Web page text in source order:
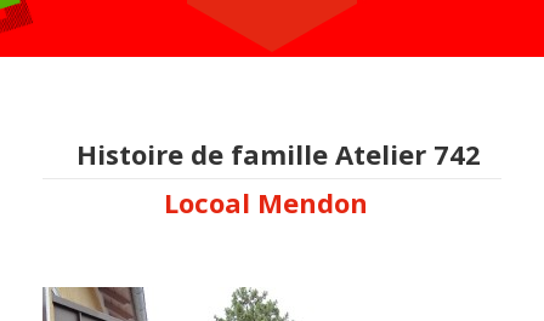
Histoire de famille Atelier 742
Locoal Mendon